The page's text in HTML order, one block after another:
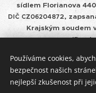
sídlem Florianova
DIČ CZ06204872,
Krajským soudem
ID
Zásady ochrany
Používáme cookies,
bezpečnost našich
nejlepší zkušenost při